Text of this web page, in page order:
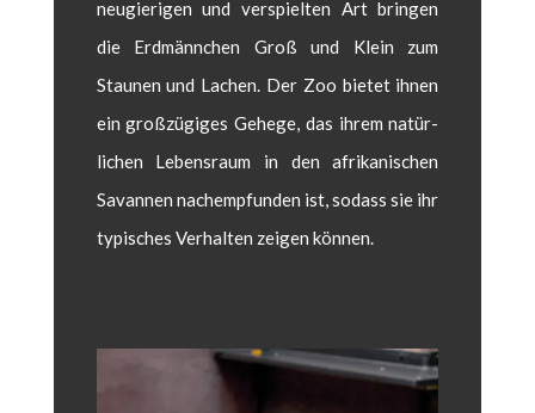
neugieri­gen und ver­spiel­ten Art brin­gen
die Erd­män­nchen Groß und Klein zum
Staunen und Lachen. Der Zoo bietet ihnen
ein großzügiges Gehege, das ihrem natür­
lichen Leben­sraum in den afrikanis­chen
Savan­nen nachemp­fun­den ist, sodass sie ihr
typ­is­ches Ver­hal­ten zeigen kön­nen.